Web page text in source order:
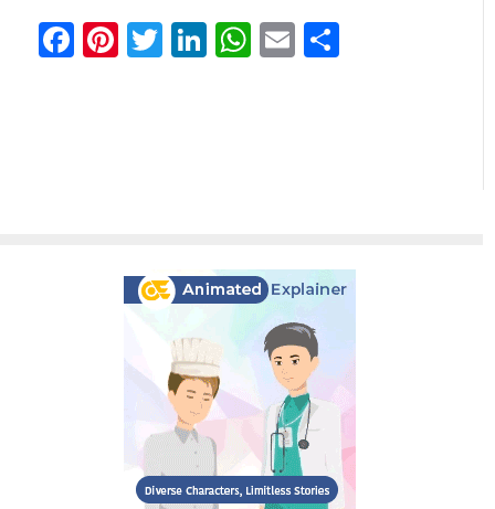
Facebook
Pinterest
Twitter
LinkedIn
WhatsApp
Email